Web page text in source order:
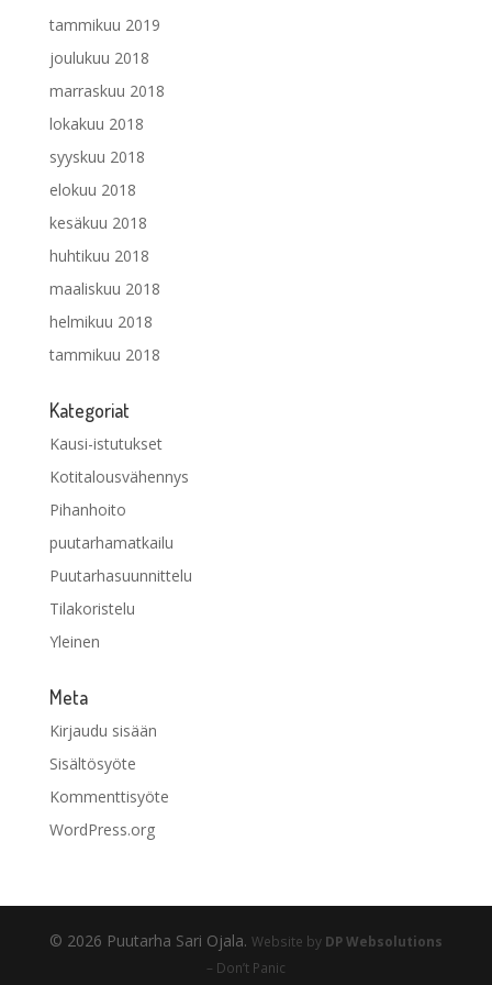
tammikuu 2019
joulukuu 2018
marraskuu 2018
lokakuu 2018
syyskuu 2018
elokuu 2018
kesäkuu 2018
huhtikuu 2018
maaliskuu 2018
helmikuu 2018
tammikuu 2018
Kategoriat
Kausi-istutukset
Kotitalousvähennys
Pihanhoito
puutarhamatkailu
Puutarhasuunnittelu
Tilakoristelu
Yleinen
Meta
Kirjaudu sisään
Sisältösyöte
Kommenttisyöte
WordPress.org
© 2026 Puutarha Sari Ojala. Website by DP Websolutions
– Don’t Panic